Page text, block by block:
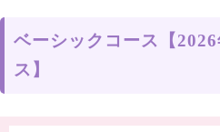
ベーシックコース【
ス】